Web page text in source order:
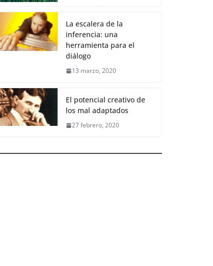
La escalera de la
inferencia: una
herramienta para el
diálogo
13 marzo, 2020
El potencial creativo de
los mal adaptados
27 febrero, 2020